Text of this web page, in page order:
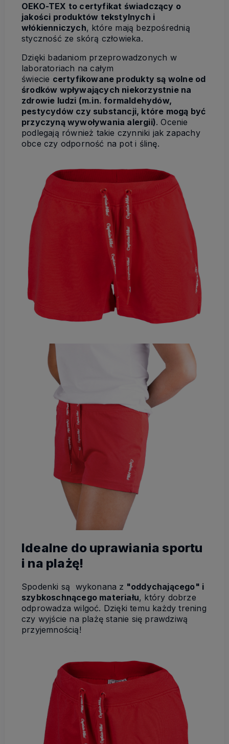
OEKO-TEX to certyfikat świadczący o
jakości produktów tekstylnych i
włókienniczych, które mają bezpośrednią
styczność ze skórą człowieka.
Dzięki badaniom przeprowadzonych w
laboratoriach na całym
świecie certyfikowane produkty są wolne od
środków wpływających niekorzystnie na
zdrowie ludzi (m.in. formaldehydów,
pestycydów czy substancji, które mogą być
przyczyną wywoływania alergii). Ocenie
podlegają również takie czynniki jak zapachy
obce czy odporność na pot i ślinę.
Idealne do uprawiania sportu
i na plażę!
Spodenki są wykonana z "oddychającego" i
szybkoschnącego materiału, który dobrze
odprowadza wilgoć. Dzięki temu każdy trening
czy wyjście na plażę stanie się prawdziwą
przyjemnością!